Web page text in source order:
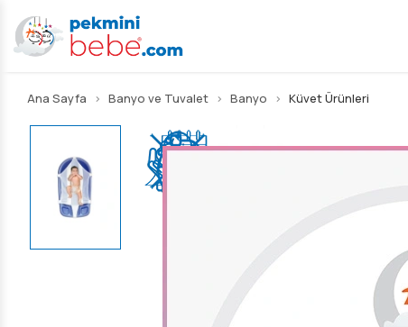
Ana Sayfa Banyo ve Tuvalet Banyo Küvet Ürünleri